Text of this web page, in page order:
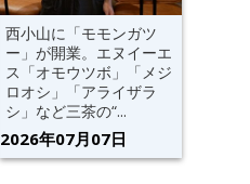
西小山に「モモンガツ
ー」が開業。エヌイーエ
ス「オモウツボ」「メジ
ロオシ」「アライザラ
シ」など三茶の“...
2026年07月07日